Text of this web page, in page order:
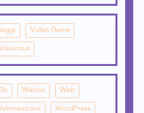
Video Game
Wahoo Web
WordPress